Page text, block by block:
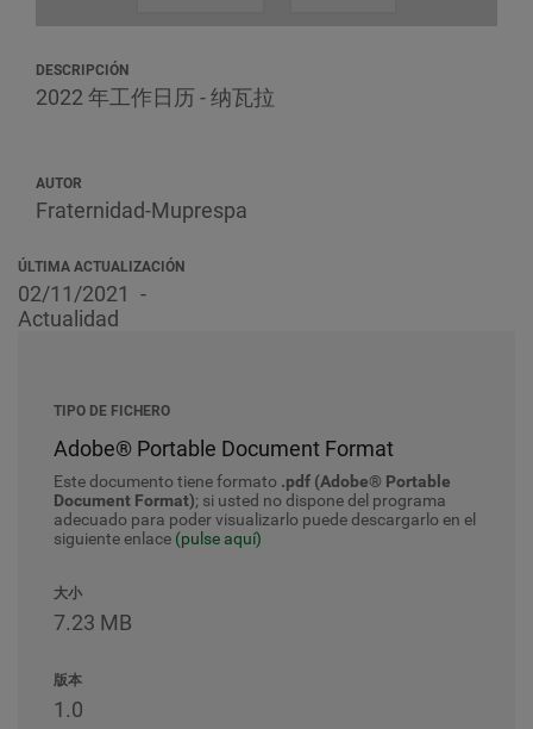
DESCRIPCIÓN
2022 年工作日历 - 纳瓦拉
AUTOR
Fraternidad-Muprespa
ÚLTIMA ACTUALIZACIÓN
02/11/2021
Actualidad
TIPO DE FICHERO
Adobe® Portable Document Format
Este documento tiene formato .pdf (Adobe® Portable
Document Format); si usted no dispone del programa
adecuado para poder visualizarlo puede descargarlo en el
siguiente enlace (pulse aquí)
大小
7.23 MB
版本
1.0